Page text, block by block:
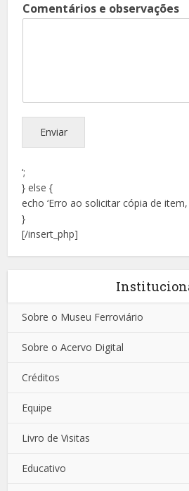
Comentários e observações
Enviar
‘;
} else {
echo ‘Erro ao solicitar cópia de
}
[/insert_php]
Sobre o Museu Ferroviário
Sobre o Acervo Digital
Créditos
Equipe
Livro de Visitas
Educativo